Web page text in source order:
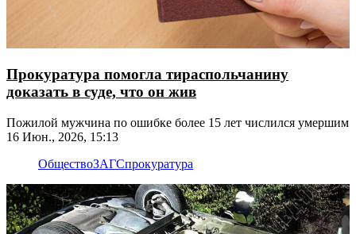
Прокуратура помогла тираспольчанину
доказать в суде, что он жив
Пожилой мужчина по ошибке более 15 лет числился умершим
16 Июн., 2026, 15:13
ОбществоЗАГСпрокуратура